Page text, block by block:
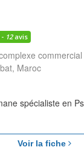
12avis
Maroc
spécialiste en
Voir la fiche